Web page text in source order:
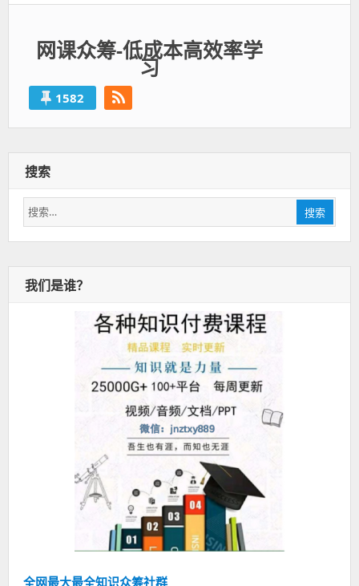
网课众筹-低成本高效率学
习
1582
搜索
搜
索：
搜索
我们是谁？
全网最大最全知识众筹社群